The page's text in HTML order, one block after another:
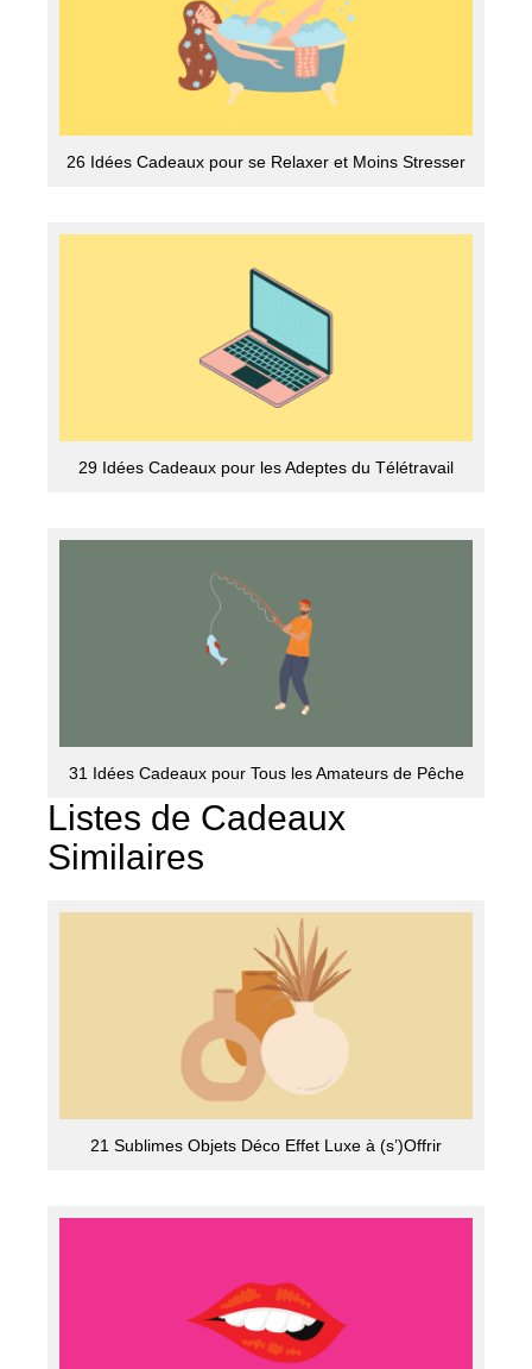
26 Idées Cadeaux pour se Relaxer et Moins Stresser
29 Idées Cadeaux pour les Adeptes du Télétravail
31 Idées Cadeaux pour Tous les Amateurs de Pêche
Listes de Cadeaux
Similaires
21 Sublimes Objets Déco Effet Luxe à (s’)Offrir